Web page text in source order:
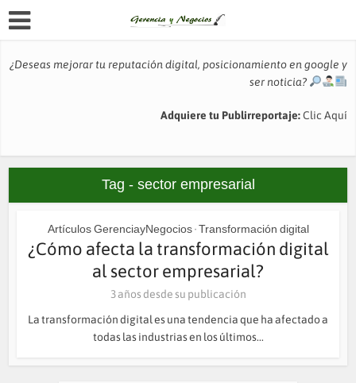
¿Deseas mejorar tu reputación digital, posicionamiento en google y
ser noticia?
Adquiere tu Publirreportaje:Clic Aquí
Tag - sector empresarial
Artículos GerenciayNegocios • Transformación digital
¿Cómo afecta la transformación digital
al sector empresarial?
3 años desde su publicación
La transformación digital es una tendencia que ha afectado a
todas las industrias en los últimos...